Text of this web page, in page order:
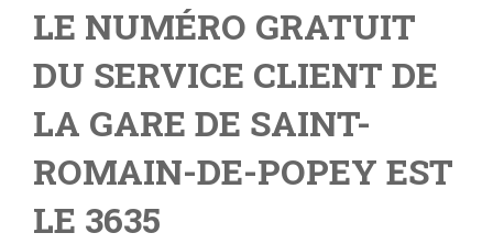
LE NUMÉRO GRATUIT
DU SERVICE CLIENT DE
LA GARE DE SAINT-
ROMAIN-DE-POPEY EST
LE 3635